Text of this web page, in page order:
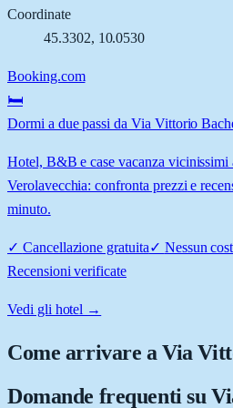
Coordinate
45.3302, 10.0530
Booking.com
🛏️
Dormi a due passi da Via Vittorio
Hotel, B&B e case vacanza
Verolavecchia: confronta prezzi e
minuto.
✓ Cancellazione gratuita✓ Nessun
Recensioni verificate
Vedi gli hotel →
Come arrivare aVia
Domande frequenti su